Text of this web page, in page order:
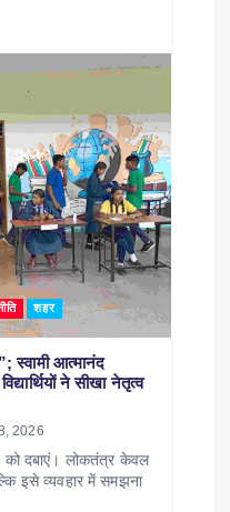
शहर
स्वामी आत्मानंद
ने सीखा नेतृत्व
2026
दबाएं। लोकतंत्र केवल
इसे व्यवहार में समझना